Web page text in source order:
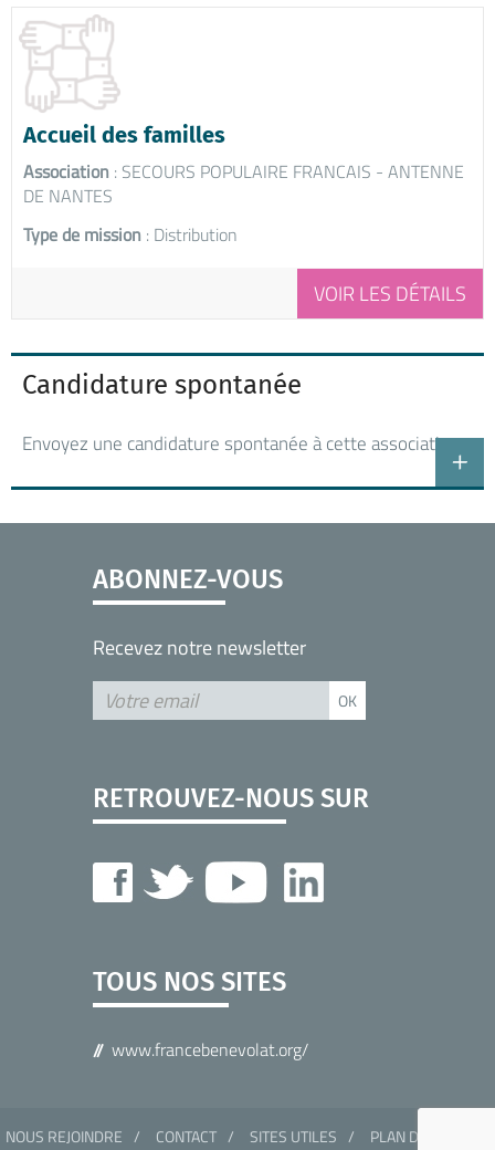
Accueil des familles
Association : SECOURS POPULAIRE FRANCAIS - ANTENNE
DE NANTES
Type de mission : Distribution
VOIR LES DÉTAILS
Candidature spontanée
Envoyez une candidature spontanée à cette association
ABONNEZ-VOUS
Recevez notre newsletter
RETROUVEZ-NOUS SUR
TOUS NOS SITES
www.francebenevolat.org/
NOUS REJOINDRE CONTACT SITES UTILES
PLAN DU SITE